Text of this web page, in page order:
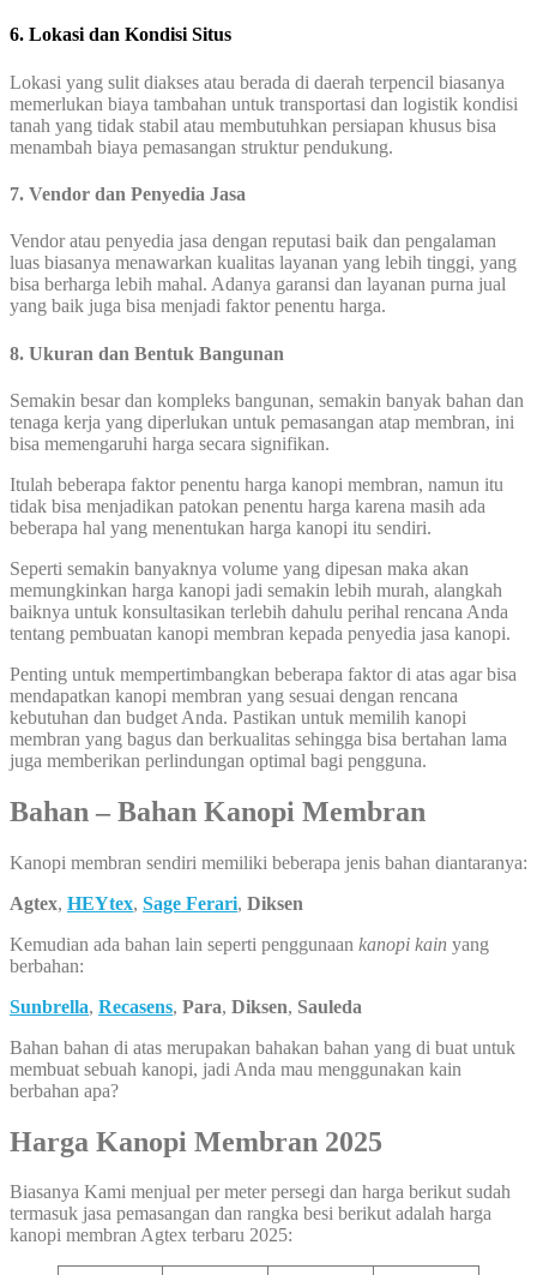
6. Lokasi dan Kondisi Situs
Lokasi yang sulit diakses atau berada di daerah terpencil biasanya
memerlukan biaya tambahan untuk transportasi dan logistik kondisi
tanah yang tidak stabil atau membutuhkan persiapan khusus bisa
menambah biaya pemasangan struktur pendukung.
7. Vendor dan Penyedia Jasa
Vendor atau penyedia jasa dengan reputasi baik dan pengalaman
luas biasanya menawarkan kualitas layanan yang lebih tinggi, yang
bisa berharga lebih mahal. Adanya garansi dan layanan purna jual
yang baik juga bisa menjadi faktor penentu harga.
8. Ukuran dan Bentuk Bangunan
Semakin besar dan kompleks bangunan, semakin banyak bahan dan
tenaga kerja yang diperlukan untuk pemasangan atap membran, ini
bisa memengaruhi harga secara signifikan.
Itulah beberapa faktor penentu harga kanopi membran, namun itu
tidak bisa menjadikan patokan penentu harga karena masih ada
beberapa hal yang menentukan harga kanopi itu sendiri.
Seperti semakin banyaknya volume yang dipesan maka akan
memungkinkan harga kanopi jadi semakin lebih murah, alangkah
baiknya untuk konsultasikan terlebih dahulu perihal rencana Anda
tentang pembuatan kanopi membran kepada penyedia jasa kanopi.
Penting untuk mempertimbangkan beberapa faktor di atas agar bisa
mendapatkan kanopi membran yang sesuai dengan rencana
kebutuhan dan budget Anda. Pastikan untuk memilih kanopi
membran yang bagus dan berkualitas sehingga bisa bertahan lama
juga memberikan perlindungan optimal bagi pengguna.
Bahan – Bahan Kanopi Membran
Kanopi membran sendiri memiliki beberapa jenis bahan diantaranya:
Agtex, HEYtex, Sage Ferari, Diksen
Kemudian ada bahan lain seperti penggunaan kanopi kain yang
berbahan:
Sunbrella, Recasens, Para, Diksen, Sauleda
Bahan bahan di atas merupakan bahakan bahan yang di buat untuk
membuat sebuah kanopi, jadi Anda mau menggunakan kain
berbahan apa?
Harga Kanopi Membran 2025
Biasanya Kami menjual per meter persegi dan harga berikut sudah
termasuk jasa pemasangan dan rangka besi berikut adalah harga
kanopi membran Agtex terbaru 2025: